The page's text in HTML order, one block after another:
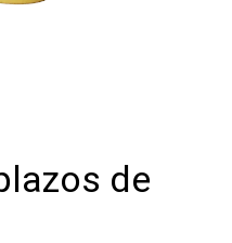
de